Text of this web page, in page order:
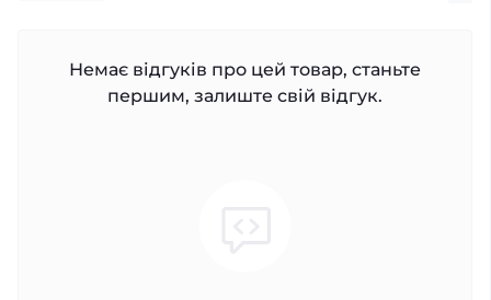
Немає відгуків про цей товар, станьте
першим, залиште свій відгук.